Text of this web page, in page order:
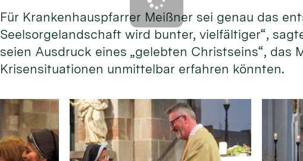
Für Krankenhauspfarrer Meißner sei genau das
Seelsorgelandschaft wird bunter, vielfältiger“,
seien Ausdruck eines „gelebten Christseins“, das
Krisensituationen unmittelbar erfahren könnten.